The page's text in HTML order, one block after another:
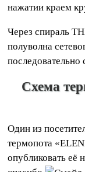
нажатии краем
Через спираль
полуволна
Схема
Один из
термопота
опубликовать её